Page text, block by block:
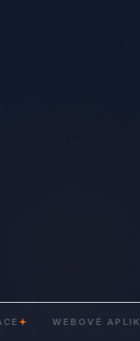
WEBOVÉ APLIKACE